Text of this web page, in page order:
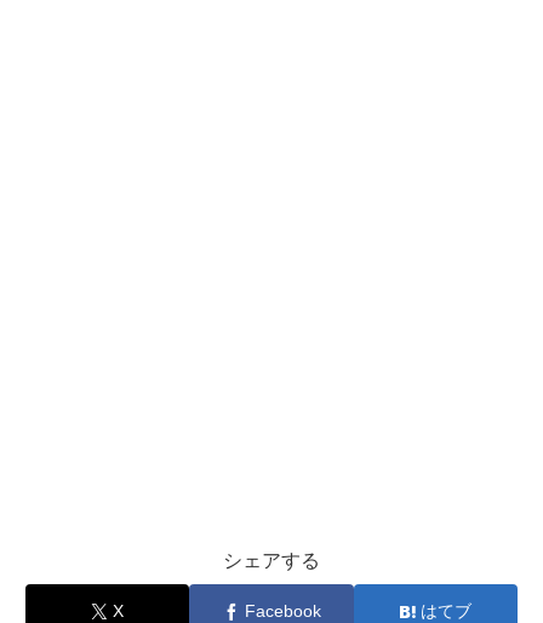
シェアする
X Facebook はてブ